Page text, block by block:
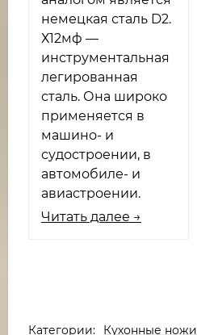
немецкая сталь D2.
Х12мф —
инструментальная
легированная
сталь. Она широко
применяется в
машино- и
судостроении, в
автомобиле- и
авиастроении.
Читать далее →
Категории:
Кухонные ножи